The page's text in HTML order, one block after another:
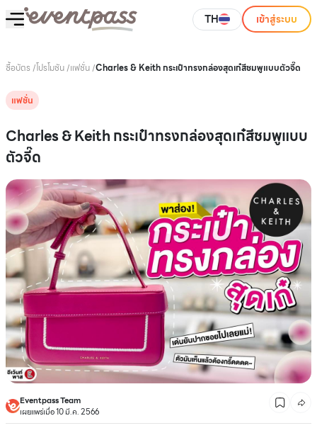
TH เข้าสู่ระบบ
ซื้อบัตร /โปรโมชัน/แฟชั่น/Charles & Keith กระเป๋าทรงกล่องสุดเก๋สีชมพูแบบตัวจี๊ด
แฟชั่น
Charles & Keith กระเป๋าทรงกล่องสุดเก๋สีชมพูแบบ
ตัวจี๊ด
Eventpass Team
เผยแพร่เมื่อ 10 มี.ค. 2566